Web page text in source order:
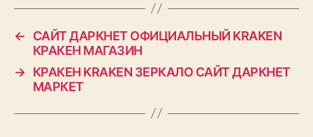
←
САЙТ ДАРКНЕТ ОФИЦИАЛЬНЫЙ KRAKEN
КРАКЕН МАГАЗИН
→ КРАКЕН KRAKEN ЗЕРКАЛО САЙТ ДАРКНЕТ
МАРКЕТ